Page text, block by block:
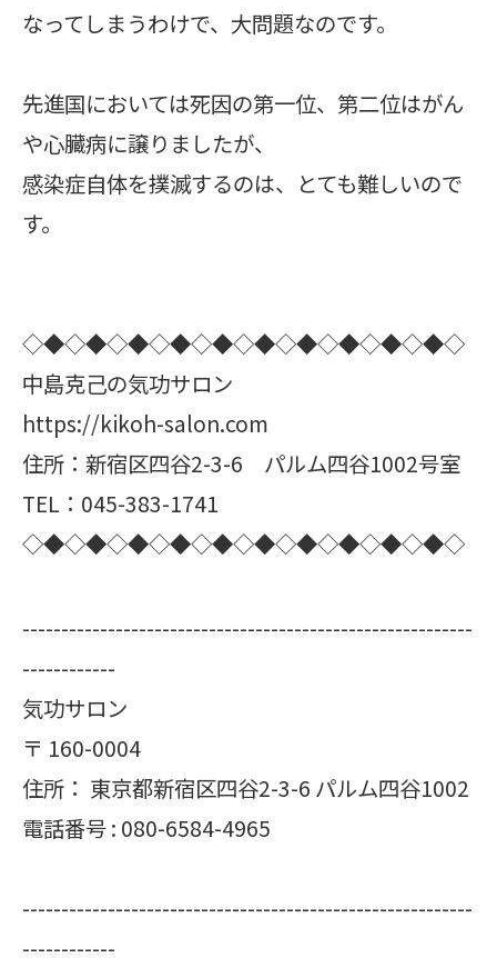
なってしまうわけで、大問題なのです。
先進国においては死因の第一位、第二位はがん
や心臓病に譲りましたが、
感染症自体を撲滅するのは、とても難しいので
す。
◇◆◇◆◇◆◇◆◇◆◇◆◇◆◇◆◇◆◇◆◇
中島克己の気功サロン
https://kikoh-salon.com
住所：新宿区四谷2-3-6 パルム四谷1002号室
TEL：045-383-1741
◇◆◇◆◇◆◇◆◇◆◇◆◇◆◇◆◇◆◇◆◇
----------------------------------------------------------
------------
気功サロン
〒 160-0004
住所： 東京都新宿区四谷2-3-6 パルム四谷1002
電話番号 : 080-6584-4965
----------------------------------------------------------
------------